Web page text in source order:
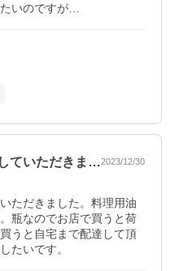
いのですが…
ていただきま…2023/12/30
ただきました。料理用油
瓶なのでお店で買うと荷
うと自宅まで配達して頂
たいです。